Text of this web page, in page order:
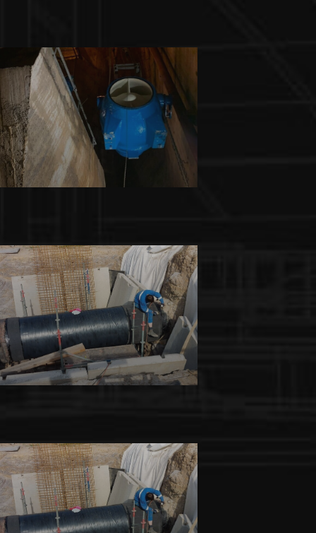
Potrubářské práce
INNO-COMP BOHEMIA s.r.o.
Běžná údržbářská činnost
Inzet s.r.o.